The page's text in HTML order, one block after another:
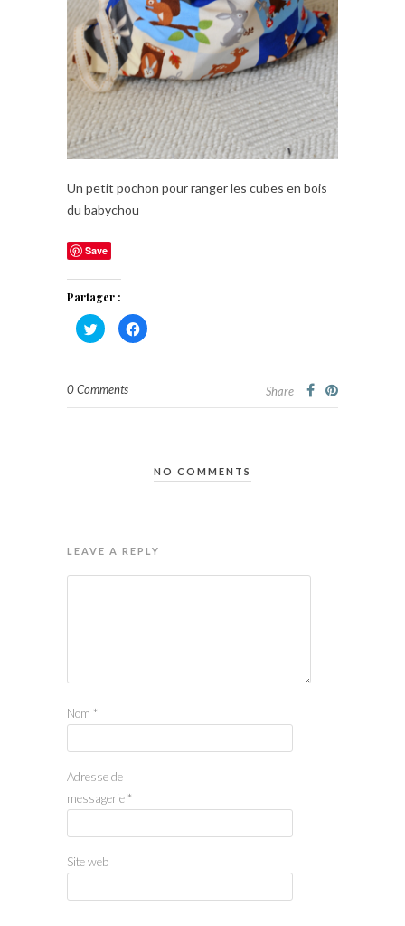
Un petit pochon pour ranger les cubes en bois
du babychou
Save
Partager :
Cliquez
pour
partager
une
fenêtre)
Cliquez
pour
fenêtre)
0 Comments Share
NO COMMENTS
LEAVE A REPLY
Nom *
Adresse de
messagerie *
Site web